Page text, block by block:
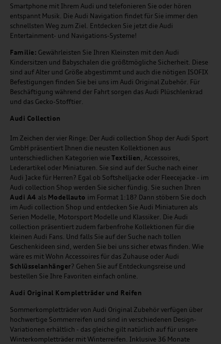
Smartphone mit Ihrem Audi und telefonieren Sie oder hören
entspannt Musik. Die Audi Navigation findet für Sie immer den
schnellsten Weg zum Ziel. Entdecken Sie jetzt die Audi
Entertainment- und Navigations-Systeme!
Familie: Gewährleisten Sie Ihren Kleinsten mit den Audi
Kindersitzen und Babyschalen die größtmögliche Sicherheit. Diese
sind auf Alter und Größe abgestimmt und auch die nötigen ISOFIX
Befestigungen finden Sie bei uns im Audi Original Zubehör. Für
Beschäftigung während der Fahrt sorgen das Audi Plüschlenkrad
und das Gecko-Stofftier.
Audi Collection
Im Zeichen der vier Ringe: Der Audi collection Shop der Audi Sport
GmbH präsentiert Ihnen die neusten Kollektionen aus
unterschiedlichen Kategorien wie Textilien , Accessoires,
Lederartikel oder Miniaturen. Sie sind auf der Suche nach einer
Audi Jacke für Herren? Egal ob Softshelljacke oder Fleecejacke - im
Audi collection Shop werden Sie sicher fündig. Sie suchen Ihren
Audi A4 als Modellauto im Format 1:18? Dann stöbern Sie doch
im Audi collection Shop und entdecken Sie Audi Miniaturen als
Serien Modelle, Motorsport Modelle und Klassiker. Die Audi
collection präsentiert zudem farbenfrohe Kollektionen für die
kleinen Audi Fans. Und falls Sie auf der Suche nach tollen
Geschenkideen sind, werden Sie bei uns sicher etwas finden. Wie
wäre es mit Wohn Accessoires für das Zuhause oder Audi
Schlüsselanhänger? Gehen Sie auf Entdeckungsreise und
bestellen Sie Ihre Favoriten einfach online.
Audi Original Kompletträder und Reifen
Sommerkompletträder von Audi Original Zubehör verfügen über
hochwertige Sommerreifen und sind in verschiedenen Design-
Variationen erhältlich - das gleiche gilt natürlich auf für unsere
Winterkompletträder mit Winterreifen. Inklusive 36 Monate